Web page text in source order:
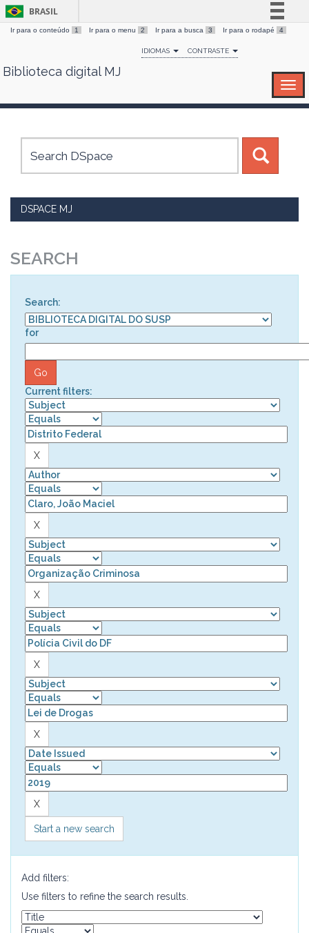
Skip
BRASIL
Simplifique!
Comunica BR
Canais
Ir para o conteúdo 1 Ir para o menu 2 Ir para a busca 3 Ir para o rodapé 4
IDIOMAS CONTRASTE
Biblioteca digital MJ
DSPACE MJ
SEARCH
Search:
for
Current filters:
Start a new search
Add filters:
Use filters to refine the search results.